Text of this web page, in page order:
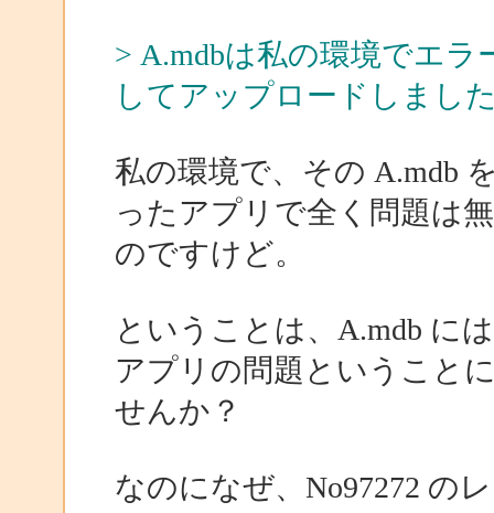
> A.mdbは私の環境でエ
してアップロードしまし
私の環境で、その A.mdb
ったアプリで全く問題は
のですけど。
ということは、A.mdb に
アプリの問題ということ
せんか？
なのになぜ、No97272 の